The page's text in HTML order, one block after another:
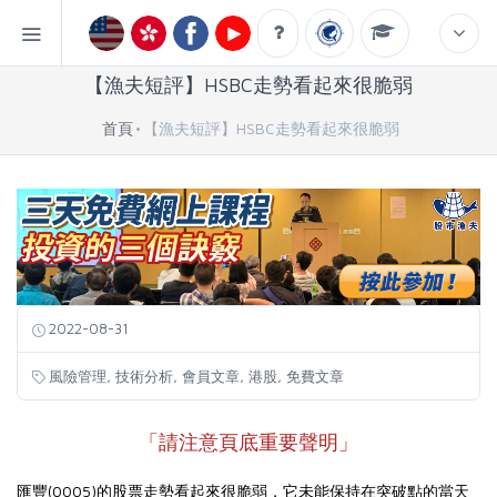
【漁夫短評】HSBC走勢看起來很脆弱
首頁 【漁夫短評】HSBC走勢看起來很脆弱
2022-08-31
風險管理 技術分析 會員文章 港股 免費文章
「請注意頁底重要聲明」
匯豐(0005)的股票走勢看起來很脆弱，它未能保持在突破點的當天